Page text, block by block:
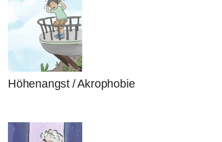
Höhenangst / Akrophobie